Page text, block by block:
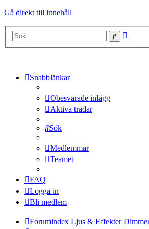
Gå direkt till innehåll
Sök
Snabblänkar
Obesvarade inlägg
Aktiva trådar
Sök
Medlemmar
Teamet
FAQ
Logga in
Bli medlem
Forumindex Ljus & Effekter